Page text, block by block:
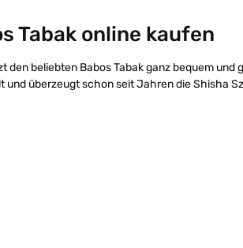
Tabak online kaufen
den beliebten Babos Tabak ganz bequem
und überzeugt schon seit Jahren die Shisha